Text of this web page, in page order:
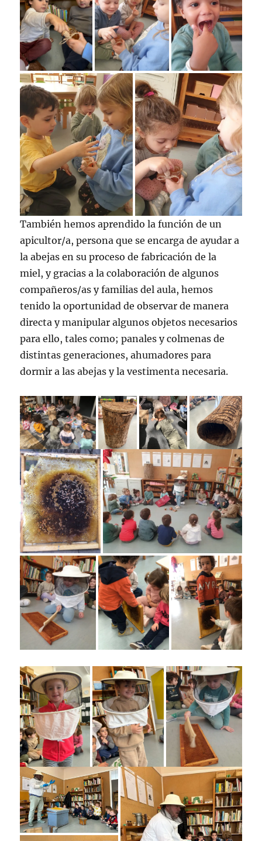
También hemos aprendido la función de un
apicultor/a, persona que se encarga de ayudar a
la abejas en su proceso de fabricación de la
miel, y gracias a la colaboración de algunos
compañeros/as y familias del aula, hemos
tenido la oportunidad de observar de manera
directa y manipular algunos objetos necesarios
para ello, tales como; panales y colmenas de
distintas generaciones, ahumadores para
dormir a las abejas y la vestimenta necesaria.